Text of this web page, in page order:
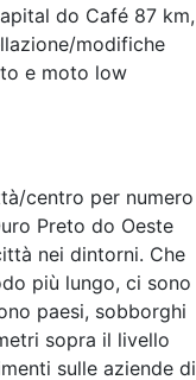
do Café 87 km,
modifiche
e moto low
centro per numero
Preto do Oeste
nei dintorni. Che
più lungo, ci sono
paesi, sobborghi
sopra il livello
sulle aziende di